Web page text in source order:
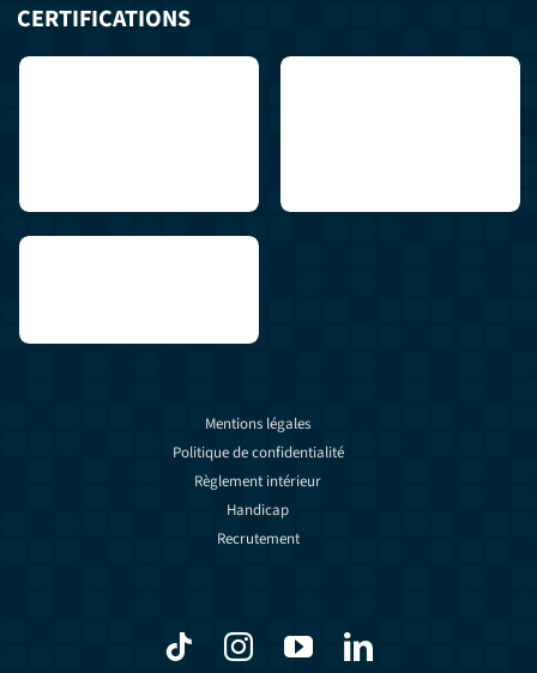
CERTIFICATIONS
Mentions légales
Politique de confidentialité
Règlement intérieur
Handicap
Recrutement